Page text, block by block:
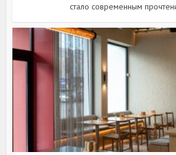
стало современным